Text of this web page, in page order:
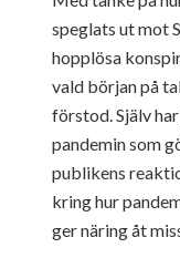
speglats ut mot
hopplösa
vald början på
förstod. Själv
pandemin som
publikens
kring hur
ger näring åt